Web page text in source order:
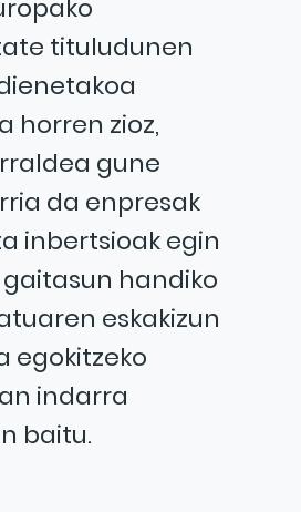
tituludunen
horren zioz,
gune
da enpresak
inbertsioak egin
handiko
eskakizun
egokitzeko
indarra
baitu.